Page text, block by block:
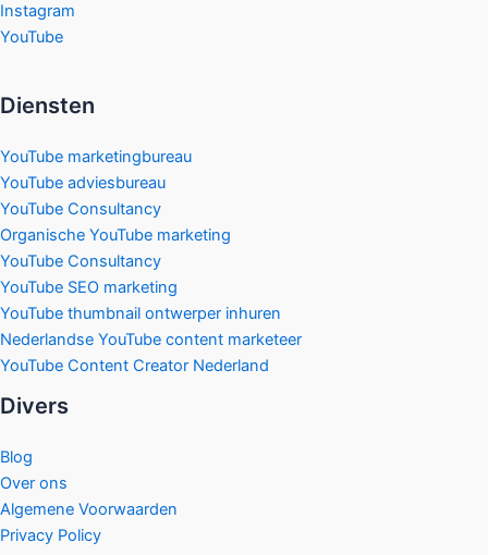
Instagram
YouTube
Diensten
YouTube marketingbureau
YouTube adviesbureau
YouTube Consultancy
Organische YouTube marketing
YouTube Consultancy
YouTube SEO marketing
YouTube thumbnail ontwerper inhuren
Nederlandse YouTube content marketeer
YouTube Content Creator Nederland
Divers
Blog
Over ons
Algemene Voorwaarden
Privacy Policy